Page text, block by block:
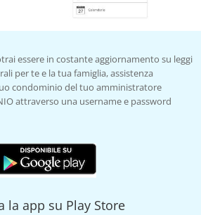
essere in costante aggiornamento su leggi
per te e la tua famiglia, assistenza
condominio del tuo amministratore
attraverso una username e password
la app su Play Store